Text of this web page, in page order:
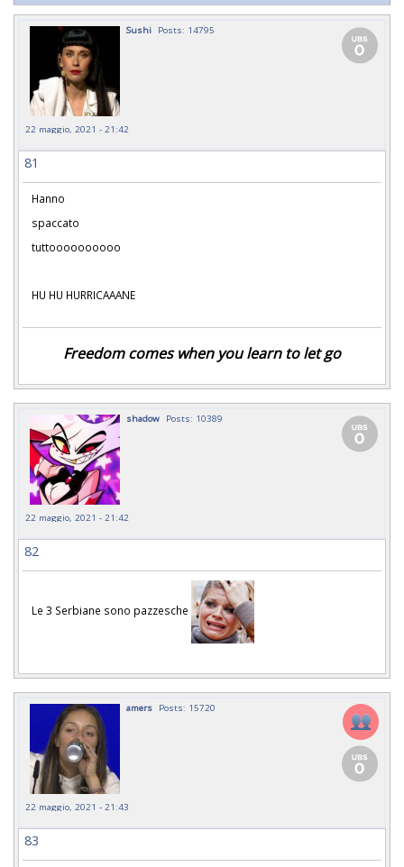
Sushi Posts: 14795
22 maggio, 2021 - 21:42
81
Hanno
spaccato
tuttoooooooooo
HU HU HURRICAAANE
Freedom comes when you learn to let go
shadow Posts: 10389
22 maggio, 2021 - 21:42
82
Le 3 Serbiane sono pazzesche
amers Posts: 15720
22 maggio, 2021 - 21:43
83